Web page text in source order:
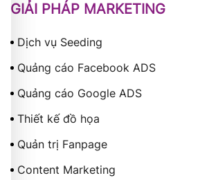
GIẢI PHÁP MARKETING
Dịch vụ Seeding
Quảng cáo Facebook ADS
Quảng cáo Google ADS
Thiết kế đồ họa
Quản trị Fanpage
Content Marketing